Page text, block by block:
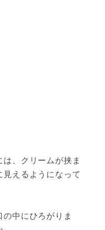
、クリームが挟ま
えるようになって
中にひろがりま